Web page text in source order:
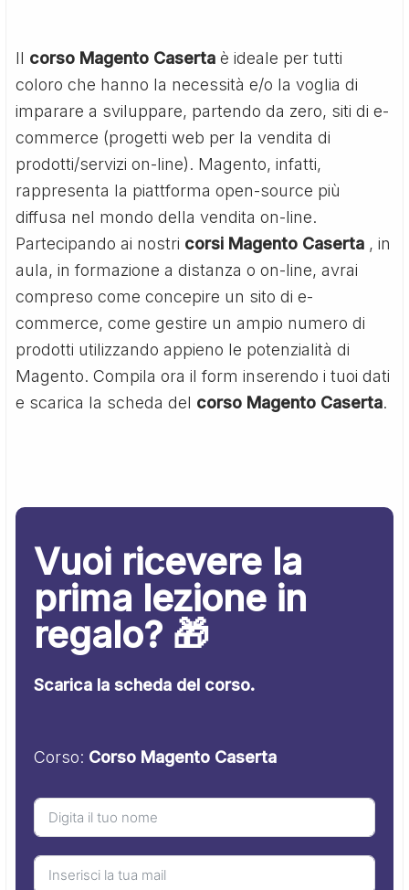
Il corso Magento Caserta è ideale per tutti
coloro che hanno la necessità e/o la voglia di
imparare a sviluppare, partendo da zero, siti di e-
commerce (progetti web per la vendita di
prodotti/servizi on-line). Magento, infatti,
rappresenta la piattforma open-source più
diffusa nel mondo della vendita on-line.
Partecipando ai nostri corsi Magento Caserta , in
aula, in formazione a distanza o on-line, avrai
compreso come concepire un sito di e-
commerce, come gestire un ampio numero di
prodotti utilizzando appieno le potenzialità di
Magento. Compila ora il form inserendo i tuoi dati
e scarica la scheda del corso Magento Caserta.
Vuoi ricevere la
prima lezione in
regalo? 🎁
Scarica la scheda del corso.
Corso: Corso Magento Caserta